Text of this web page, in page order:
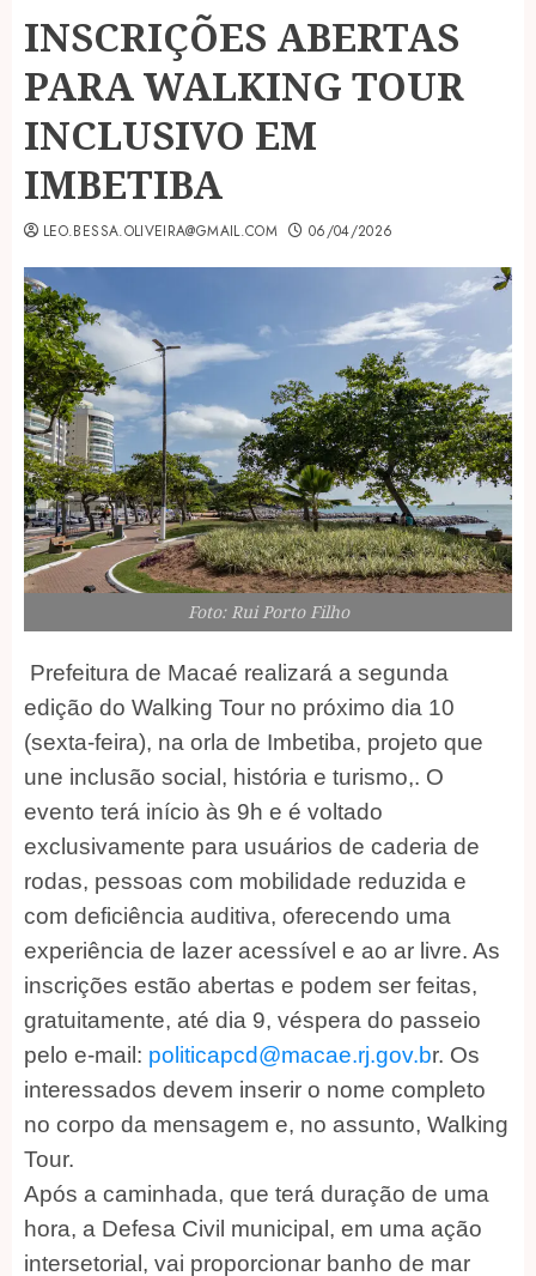
INSCRIÇÕES ABERTAS
PARA WALKING TOUR
INCLUSIVO EM
IMBETIBA
LEO.BESSA.OLIVEIRA@GMAIL.COM 06/04/2026
Foto: Rui Porto Filho
Prefeitura de Macaé realizará a segunda
edição do Walking Tour no próximo dia 10
(sexta-feira), na orla de Imbetiba, projeto que
une inclusão social, história e turismo,. O
evento terá início às 9h e é voltado
exclusivamente para usuários de caderia de
rodas, pessoas com mobilidade reduzida e
com deficiência auditiva, oferecendo uma
experiência de lazer acessível e ao ar livre. As
inscrições estão abertas e podem ser feitas,
gratuitamente, até dia 9, véspera do passeio
pelo e-mail: politicapcd@macae.rj.gov.br. Os
interessados devem inserir o nome completo
no corpo da mensagem e, no assunto, Walking
Tour.
Após a caminhada, que terá duração de uma
hora, a Defesa Civil municipal, em uma ação
intersetorial, vai proporcionar banho de mar